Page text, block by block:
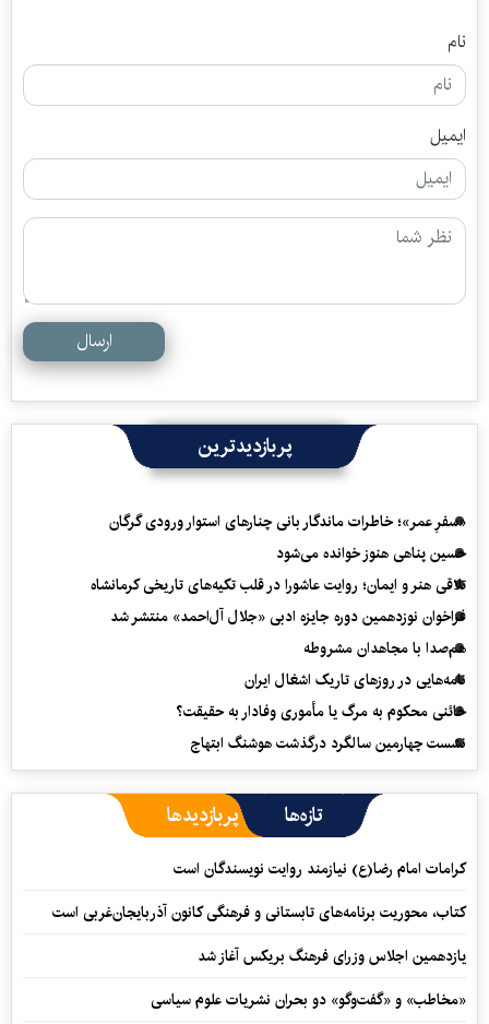
نام
ایمیل
ارسال
پربازدیدترین
«سفرِ عمر»؛ خاطرات ماندگار بانی چنارهای استوار ورودی گرگان
حسین پناهی هنوز خوانده می‌شود
تلاقی هنر و ایمان؛ روایت عاشورا در قلب تکیه‌های تاریخی کرمانشاه
فراخوان نوزدهمین دوره جایزه ادبی «جلال آل‌احمد» منتشر شد
هم‌صدا با مجاهدان مشروطه
نامه‌هایی در روزهای تاریک اشغال ایران
خائنی محکوم به مرگ یا مأموری وفادار به حقیقت؟
نشست چهارمین سالگرد درگذشت هوشنگ ابتهاج
تازه‌ها پربازدیدها
کرامات امام رضا(ع) نیازمند روایت نویسندگان است
کتاب، محوریت برنامه‌های تابستانی و فرهنگی کانون آذربایجان‌غربی است
یازدهمین اجلاس وزرای فرهنگ بریکس آغاز شد
«مخاطب» و «گفت‌وگو» دو بحران نشریات علوم سیاسی